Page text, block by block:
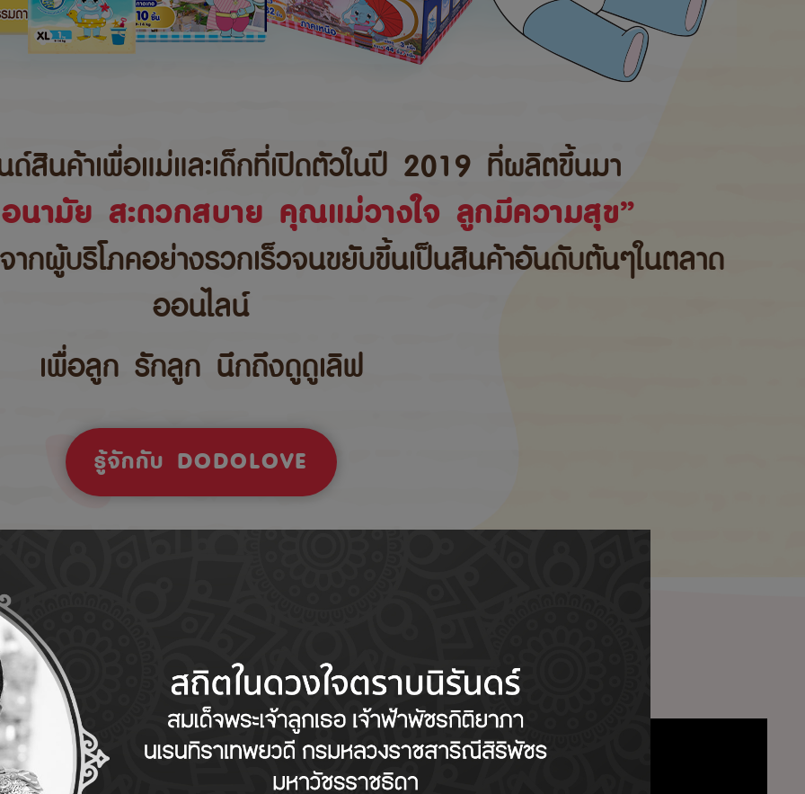
สินค้าเพื่อแม่และเด็กที่เปิดตัวในปี 2019 ที่ผลิตขึ้นมา
นามัย สะดวกสบาย คุณแม่วางใจ ลูกมีความสุข”
ากผู้บริโภคอย่างรวกเร็วจนขยับขึ้นเป็นสินค้าอันดับต้นๆในตลาด
ออนไลน์
เพื่อลูก รักลูก นึกถึงดูดูเลิฟ
รู้จักกับ DODOLOVE
Tips